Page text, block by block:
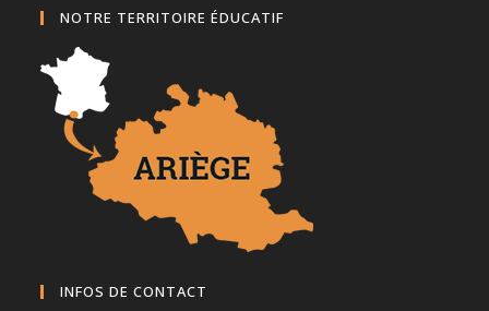
NOTRE TERRITOIRE ÉDUCATIF
INFOS DE CONTACT